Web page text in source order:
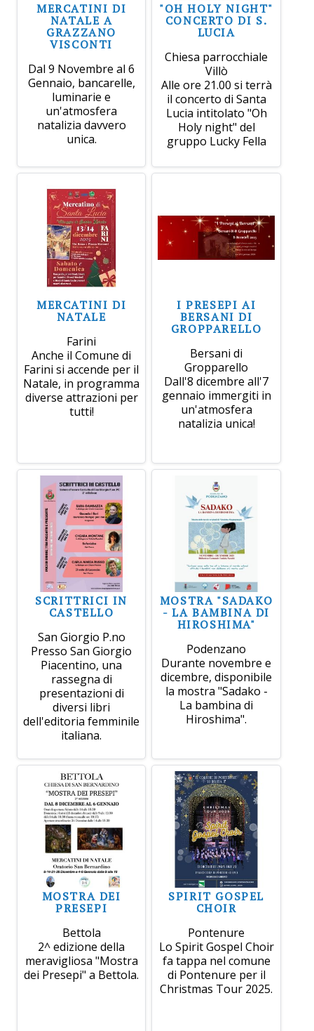
MERCATINI DI
NATALE A
GRAZZANO
VISCONTI
Dal 9 Novembre al 6
Gennaio, bancarelle,
luminarie e
un'atmosfera
natalizia davvero
unica.
"OH HOLY NIGHT"
CONCERTO DI S.
LUCIA
Chiesa parrocchiale
Villò
Alle ore 21.00 si terrà
il concerto di Santa
Lucia intitolato "Oh
Holy night" del
gruppo Lucky Fella
MERCATINI DI
NATALE
Farini
Anche il Comune di
Farini si accende per il
Natale, in programma
diverse attrazioni per
tutti!
I PRESEPI AI
BERSANI DI
GROPPARELLO
Bersani di
Gropparello
Dall'8 dicembre all'7
gennaio immergiti in
un'atmosfera
natalizia unica!
SCRITTRICI IN
CASTELLO
San Giorgio P.no
Presso San Giorgio
Piacentino, una
rassegna di
presentazioni di
diversi libri
dell'editoria femminile
italiana.
MOSTRA "SADAKO
- LA BAMBINA DI
HIROSHIMA"
Podenzano
Durante novembre e
dicembre, disponibile
la mostra "Sadako -
La bambina di
Hiroshima".
MOSTRA DEI
PRESEPI
Bettola
2^ edizione della
meravigliosa "Mostra
dei Presepi" a Bettola.
SPIRIT GOSPEL
CHOIR
Pontenure
Lo Spirit Gospel Choir
fa tappa nel comune
di Pontenure per il
Christmas Tour 2025.